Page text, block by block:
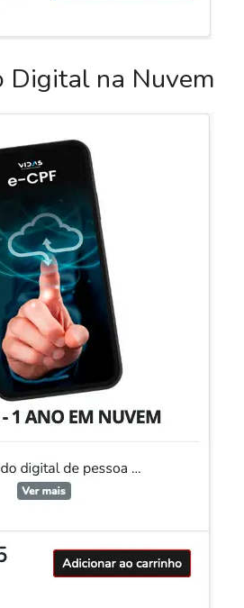
Digital na Nuvem